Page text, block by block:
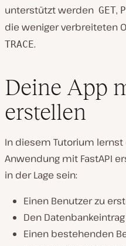
unterstützt werden GET,
die weniger verbreiteten
TRACE.
Deine App
erstellen
In diesem Tutorium lernst
Anwendung mit FastAPI
in der Lage sein:
Einen Benutzer zu
Den
Einen bestehenden